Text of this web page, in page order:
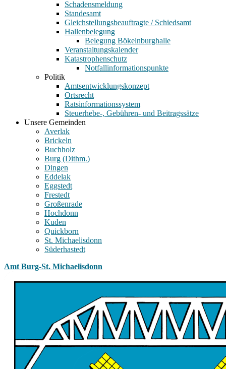
Schadensmeldung
Standesamt
Gleichstellungsbeauftragte / Schiedsamt
Hallenbelegung
Belegung Bökelnburghalle
Veranstaltungskalender
Katastrophenschutz
Notfallinformationspunkte
Politik
Amtsentwicklungskonzept
Ortsrecht
Ratsinformationssystem
Steuerhebe-, Gebühren- und Beitragssätze
Unsere Gemeinden
Averlak
Brickeln
Buchholz
Burg (Dithm.)
Dingen
Eddelak
Eggstedt
Frestedt
Großenrade
Hochdonn
Kuden
Quickborn
St. Michaelisdonn
Süderhastedt
Amt Burg-St. Michaelisdonn